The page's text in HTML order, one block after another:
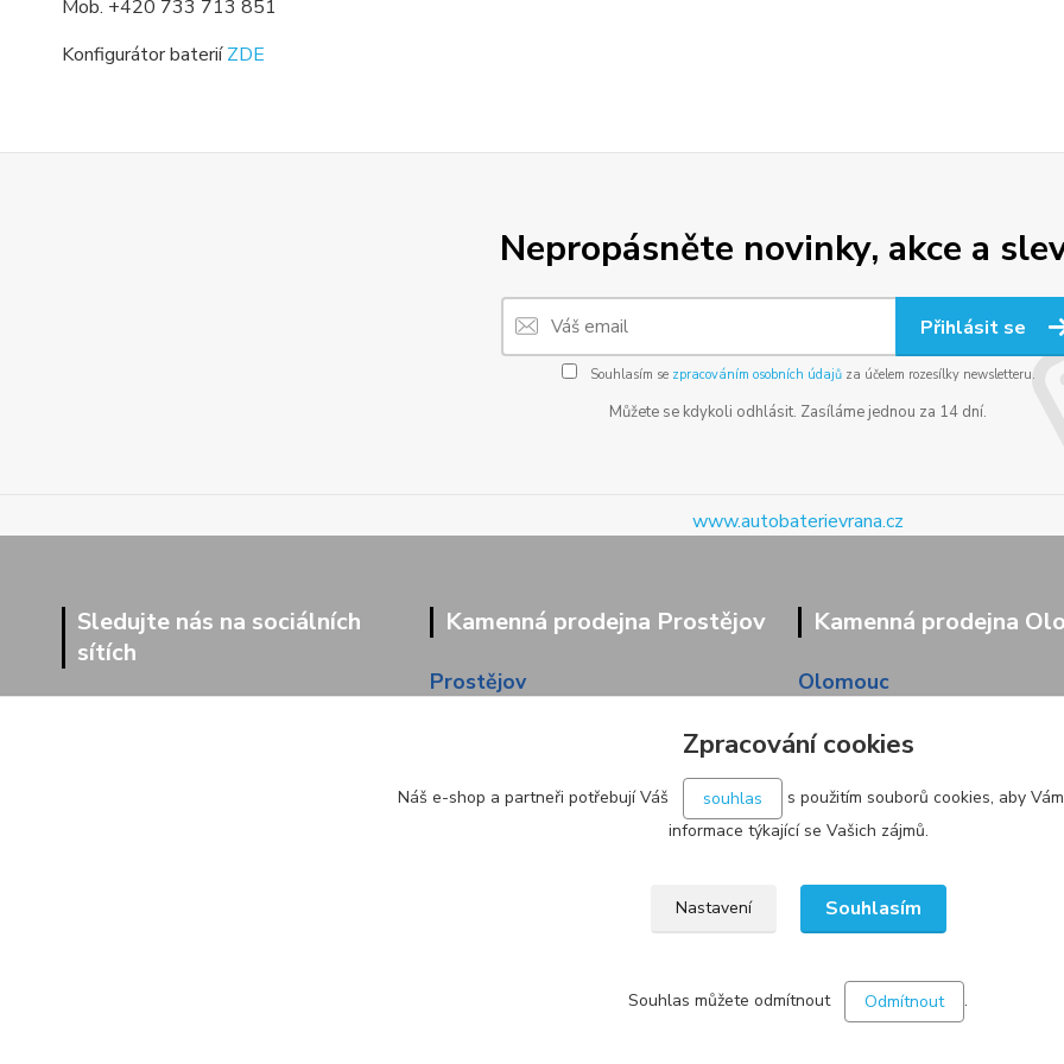
Mob. +420 733 713 851
Konfigurátor bateriíZDE
Nepropásněte novinky, akce a
Přihlásit se
Souhlasím se zpracováním osobních údajůza účelem rozesílky newsletteru.
Můžete se kdykoli odhlásit. Zasíláme jednou za 14 dní.
www.autobaterievrana.cz
Sledujte nás na sociálních
sítích
Kamenná prodejna Prostějov
Prostějov
Kamenná prodejna
Olomouc
Zpracování cookies
Náš e-shop a partneři potřebují Váš souhlas
s použitím souborů cookies, aby
informace týkající se Vašich zájmů.
Nastavení Souhlasím
Souhlas můžete odmítnout Odmítnout .